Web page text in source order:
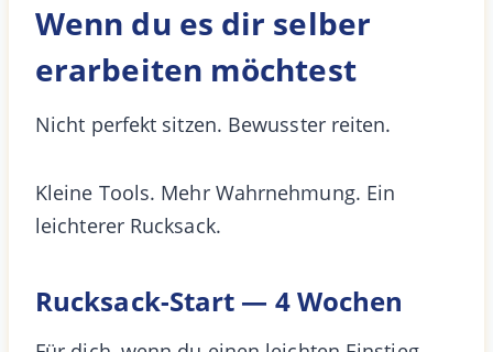
Wenn du es dir selber
erarbeiten möchtest
Nicht perfekt sitzen. Bewusster reiten.
Kleine Tools. Mehr Wahrnehmung. Ein
leichterer Rucksack.
Rucksack-Start — 4 Wochen